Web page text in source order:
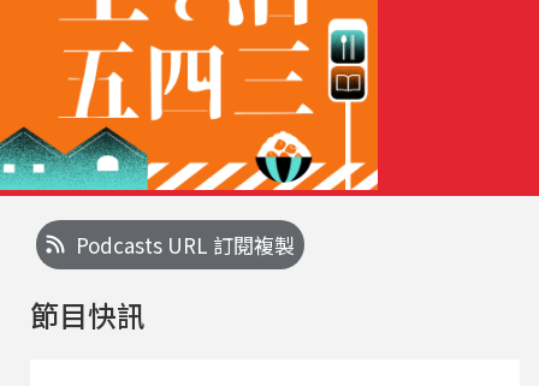
Podcasts URL 訂閱複製
節目快訊